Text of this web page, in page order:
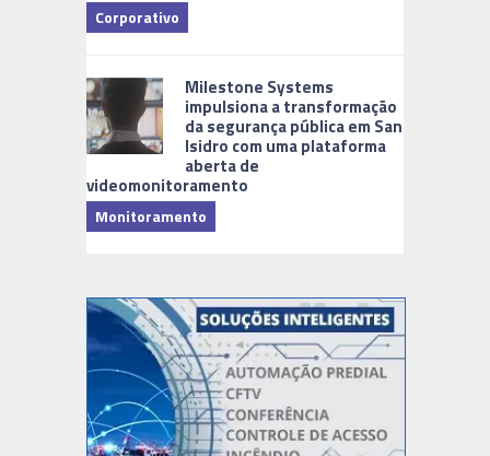
Corporativo
Milestone Systems
impulsiona a transformação
da segurança pública em San
Isidro com uma plataforma
aberta de
videomonitoramento
Monitoramento